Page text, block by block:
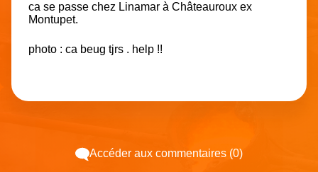
ca se passe chez Linamar à Châteauroux ex
Montupet.
photo : ca beug tjrs . help !!
Accéder aux commentaires (0)